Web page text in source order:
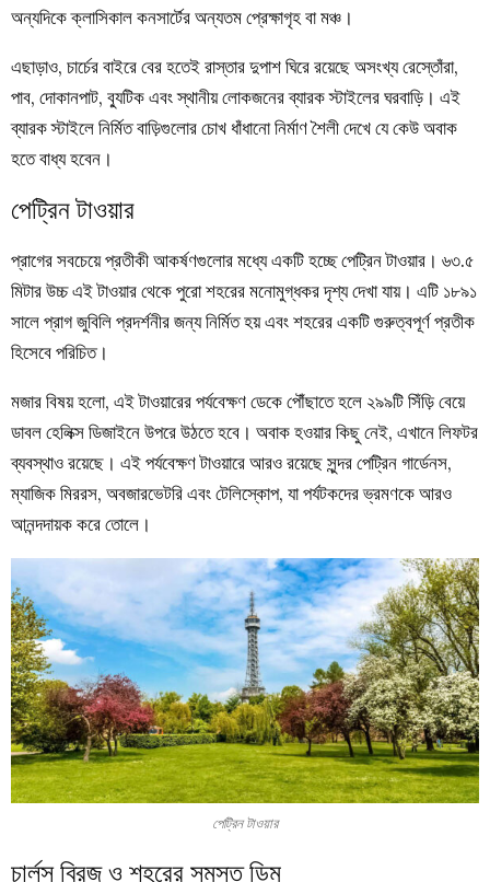
অন্যদিকে ক্লাসিকাল কনসার্টের অন্যতম প্রেক্ষাগৃহ বা মঞ্চ।
এছাড়াও, চার্চের বাইরে বের হতেই রাস্তার দুপাশ ঘিরে রয়েছে অসংখ্য রেস্তোঁরা,
পাব, দোকানপাট, ব্যুটিক এবং স্থানীয় লোকজনের ব্যারক স্টাইলের ঘরবাড়ি। এই
ব্যারক স্টাইলে নির্মিত বাড়িগুলোর চোখ ধাঁধানো নির্মাণ শৈলী দেখে যে কেউ অবাক
হতে বাধ্য হবেন।
পেট্রিন টাওয়ার
প্রাগের সবচেয়ে প্রতীকী আকর্ষণগুলোর মধ্যে একটি হচ্ছে পেট্রিন টাওয়ার। ৬৩.৫
মিটার উচ্চ এই টাওয়ার থেকে পুরো শহরের মনোমুগ্ধকর দৃশ্য দেখা যায়। এটি ১৮৯১
সালে প্রাগ জুবিলি প্রদর্শনীর জন্য নির্মিত হয় এবং শহরের একটি গুরুত্বপূর্ণ প্রতীক
হিসেবে পরিচিত।
মজার বিষয় হলো, এই টাওয়ারের পর্যবেক্ষণ ডেকে পৌঁছাতে হলে ২৯৯টি সিঁড়ি বেয়ে
ডাবল হেলিক্স ডিজাইনে উপরে উঠতে হবে। অবাক হওয়ার কিছু নেই, এখানে লিফটর
ব্যবস্থাও রয়েছে। এই পর্যবেক্ষণ টাওয়ারে আরও রয়েছে সুন্দর পেট্রিন গার্ডেনস,
ম্যাজিক মিররস, অবজারভেটরি এবং টেলিস্কোপ, যা পর্যটকদের ভ্রমণকে আরও
আনন্দদায়ক করে তোলে।
পেট্রিন টাওয়ার
চার্লস ব্রিজ ও শহরের সমস্ত ডিম